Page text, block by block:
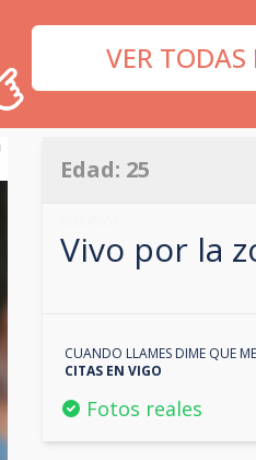
VER TODAS
Edad: 25
Vivo por la
CUANDO LLAMES DIME QUE
CITAS EN VIGO
Fotos reales